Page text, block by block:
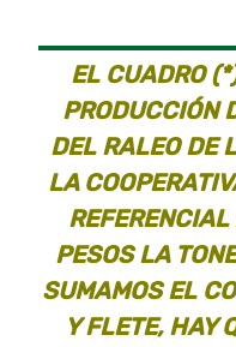
EL CUADRO
PRODUCCIÓN
DEL RALEO DE
LA
PESOS LA
SUMAMOS EL
Y FLETE, HAY